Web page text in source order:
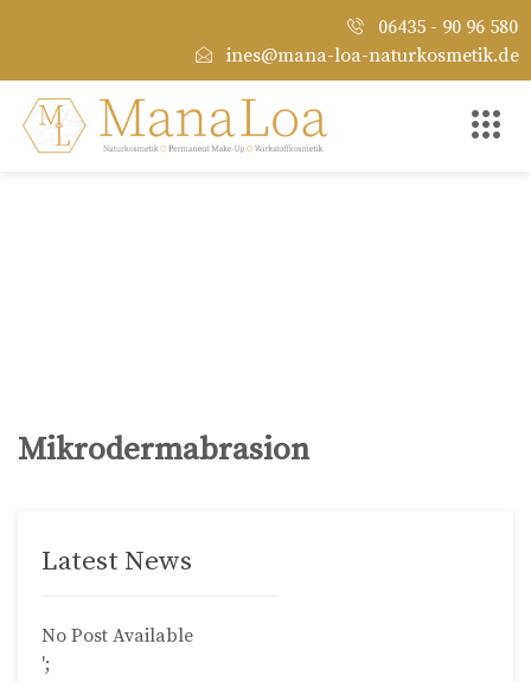
06435 - 90 96 580
ines@mana-loa-naturkosmetik.de
Mikrodermabrasion
Latest News
No Post Available
';